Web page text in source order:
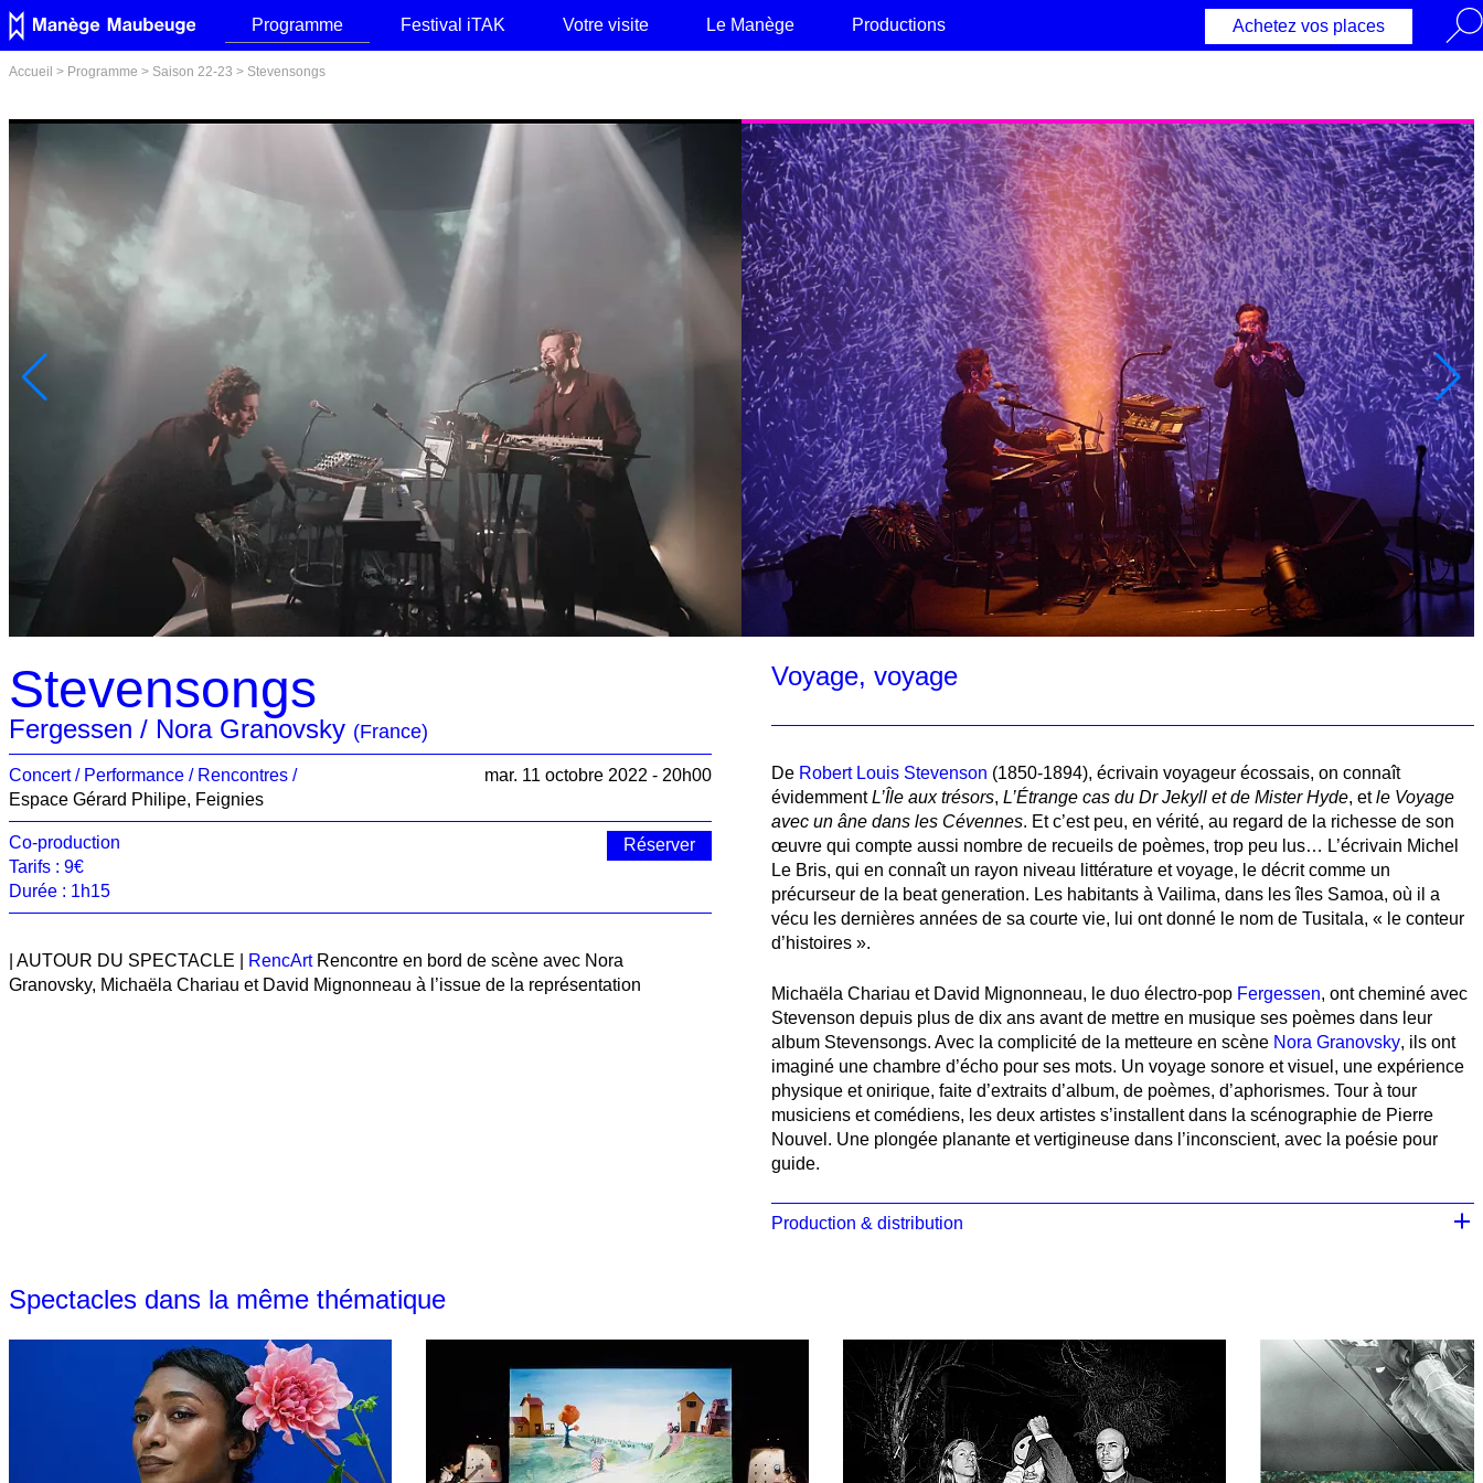
Programme Festival iTAK Votre visite Le Manège Productions Achetez vos places
Accueil > Programme > Saison 22-23 > Stevensongs
Stevensongs
Fergessen / Nora Granovsky (France)
Concert Performance
Rencontres
Espace Gérard Philipe, Feignies
mar. 11 octobre 2022 - 20h00
Co-production
Tarifs : 9€
Durée : 1h15
Réserver
| AUTOUR DU SPECTACLE | RencArtRencontre en bord de scène avec Nora
Granovsky, Michaëla Chariau et David Mignonneau à l’issue de la représentation
Voyage, voyage
De Robert Louis Stevenson (1850-1894), écrivain voyageur écossais, on connaît
évidemmentL’Île aux trésors, L’Étrange cas du Dr Jekyll et de Mister Hyde, etle Voyage
avec un âne dans les Cévennes. Et c’est peu, en vérité, au regard de la richesse de son
œuvre qui compte aussi nombre de recueils de poèmes, trop peu lus… L’écrivain Michel
Le Bris, qui en connaît un rayon niveau littérature et voyage, le décrit comme un
précurseur de la beat generation. Les habitants à Vailima, dans les îles Samoa, où il a
vécu les dernières années de sa courte vie, lui ont donné le nom de Tusitala, « le conteur
d’histoires ».
Michaëla Chariau et David Mignonneau, le duo électro-pop Fergessen, ont cheminé avec
Stevenson depuis plus de dix ans avant de mettre en musique ses poèmes dans leur
album Stevensongs. Avec la complicité de la metteure en scène Nora Granovsky, ils ont
imaginé une chambre d’écho pour ses mots. Un voyage sonore et visuel, une expérience
physique et onirique, faite d’extraits d’album, de poèmes, d’aphorismes. Tour à tour
musiciens et comédiens, les deux artistes s’installent dans la scénographie de Pierre
Nouvel. Une plongée planante et vertigineuse dans l’inconscient, avec la poésie pour
guide.
Production & distribution
Spectacles dans la même thématique